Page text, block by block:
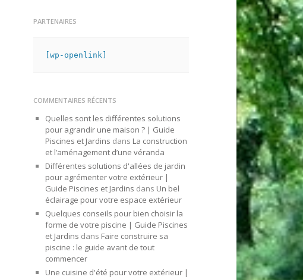
PARTENAIRES
[wp-openlink]
COMMENTAIRES RÉCENTS
Quelles sont les différentes solutions
pour agrandir une maison ? | Guide
Piscines et Jardins dans La construction
et l’aménagement d’une véranda
Différentes solutions d'allées de jardin
pour agrémenter votre extérieur |
Guide Piscines et Jardins dans Un bel
éclairage pour votre espace extérieur
Quelques conseils pour bien choisir la
forme de votre piscine | Guide Piscines
et Jardins dans Faire construire sa
piscine : le guide avant de tout
commencer
Une cuisine d'été pour votre extérieur |